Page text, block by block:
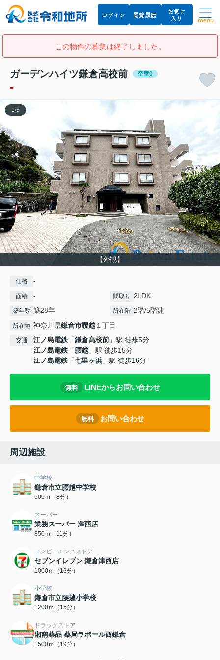
ログイン 閲覧履歴
お気に
入り
menu
この物件の募集は終了しました。
ガーデンハイツ鎌倉高校前 空室0
-
【外観】
1 /5
価格 -
面積 - 間取り 2LDK
築年数 築28年 所在階 2階/5階建
所在地 神奈川県鎌倉市腰越 １丁目
交通 江ノ島電鉄 「鎌倉高校前 」駅 徒歩5分
江ノ島電鉄 「腰越 」駅 徒歩15分
江ノ島電鉄 「七里ヶ浜 」駅 徒歩16分
無料 LINEからお問い合わせ
無料 お問い合わせ
周辺施設
中学校
鎌倉市立腰越中学校
600ｍ（8分）
スーパー
業務スーパー 津西店
850ｍ（11分）
コンビニエンスストア
セブンイレブン 鎌倉津西店
1000ｍ（13分）
小学校
鎌倉市立腰越小学校
1200ｍ（15分）
ドラッグストア
湘南薬品 薬局ラポール西鎌倉
1500ｍ（19分）